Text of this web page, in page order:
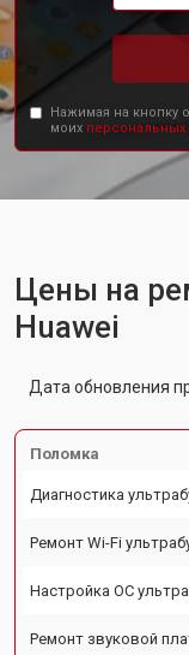
Нажимая на кнопку
моих персональных
Цены на
Huawei
Дата обновления
Поломка
Диагностика
Ремонт Wi-Fi
Настройка ОС
Ремонт звуковой